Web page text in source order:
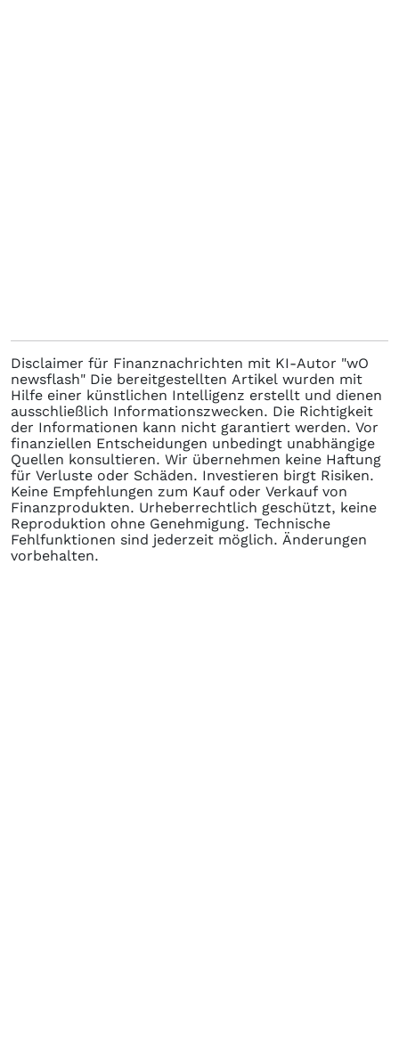
Disclaimer für Finanznachrichten mit KI-Autor "wO
newsflash" Die bereitgestellten Artikel wurden mit
Hilfe einer künstlichen Intelligenz erstellt und dienen
ausschließlich Informationszwecken. Die Richtigkeit
der Informationen kann nicht garantiert werden. Vor
finanziellen Entscheidungen unbedingt unabhängige
Quellen konsultieren. Wir übernehmen keine Haftung
für Verluste oder Schäden. Investieren birgt Risiken.
Keine Empfehlungen zum Kauf oder Verkauf von
Finanzprodukten. Urheberrechtlich geschützt, keine
Reproduktion ohne Genehmigung. Technische
Fehlfunktionen sind jederzeit möglich. Änderungen
vorbehalten.